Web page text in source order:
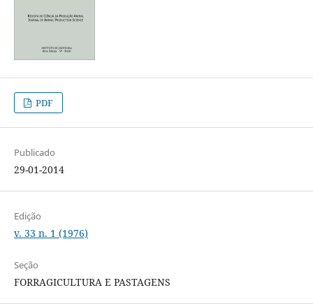
PDF
Publicado
29-01-2014
Edição
v. 33 n. 1 (1976)
Seção
FORRAGICULTURA E PASTAGENS